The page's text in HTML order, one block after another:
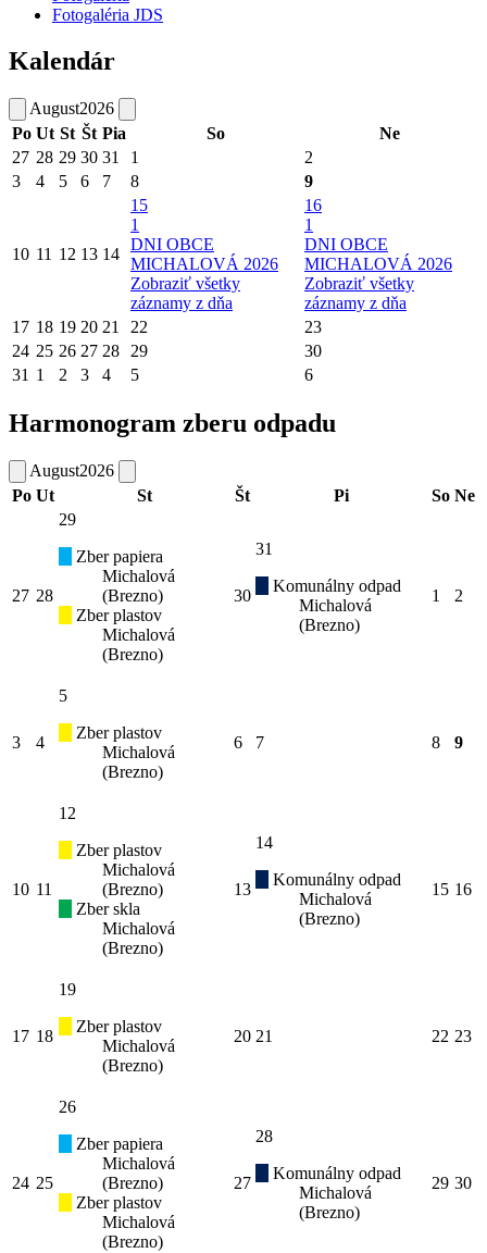
Fotogaléria JDS
Kalendár
August2026
Po Ut St Št Pia So
Ne
27 28 29 30 31 1
2
3
4 5 6 7 8 9
10 11 12 13 14
15
1
DNI OBCE
MICHALOVÁ 2026
Zobraziť všetky
záznamy z dňa
16
1
DNI OBCE
MICHALOVÁ 2026
Zobraziť všetky
záznamy z dňa
17 18 19 20 21 22
23
24 25 26 27 28 29
30
31 1 2 3 4 5 6
Harmonogram zberu odpadu
August2026
Po Ut St Št Pi So Ne
27 28
29
Zber papiera
Michalová
(Brezno)
Zber plastov
Michalová
(Brezno)
30
31
Komunálny odpad
Michalová
(Brezno)
1 2
3 4
5
Zber plastov
Michalová
(Brezno)
6 7 8 9
10 11
12
Zber plastov
Michalová
(Brezno)
Zber skla
Michalová
(Brezno)
13
14
Komunálny odpad
Michalová
(Brezno)
15 16
17 18
19
Zber plastov
Michalová
(Brezno)
20 21 22 23
24 25
26
Zber papiera
Michalová
(Brezno)
Zber plastov
Michalová
(Brezno)
27
28
Komunálny odpad
Michalová
(Brezno)
29 30